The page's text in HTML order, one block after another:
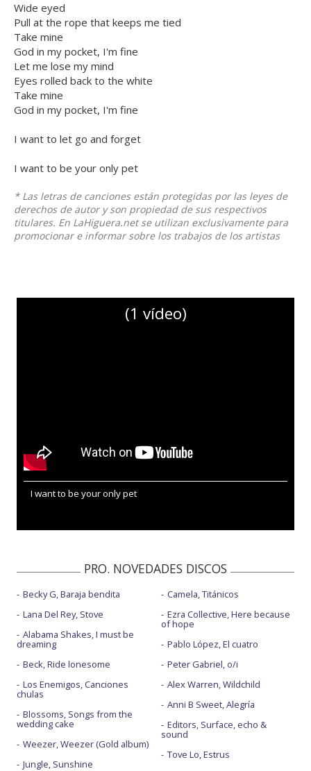
Wide eyed
Pull at the rope that keeps me tied
Take mine
God in my pocket, I'm fine
Let me lose my mind
Eyes rolled back to the white
Take mine
God in my pocket, I'm fine
I want to let go and forget
I want to be your only pet
* Las letras de canciones están protegidas por las leyes de
derechos de autor y son propiedad de sus respectivos
titulares. En LaHiguera.net se utilizan exclusivamente para
promocionar e informar sobre los trabajos de los artistas
(1 vídeo)
I want to be your only pet
PRO. NOVEDADES DISCOS
Becky G, Baraja bendita
Lana Del Rey, Stove
Alabama Shakes, I must be
dreaming
Beck, Ride lonesome
Los Enemigos, Canciones
chulas
Blossoms, Songs from the
wedding cake
Weezer, Weezer (Gold album)
Jungle, Sunshine
Camela, Titánicos
Ezra Collective, Here because
of hope
Pablo López, El cuatro
Peter Gabriel, o/i
Alex Warren, Wildchild
Anni B Sweet, Alegría
Editors, Surface, echo &
sound
Tove Lo, Estrus